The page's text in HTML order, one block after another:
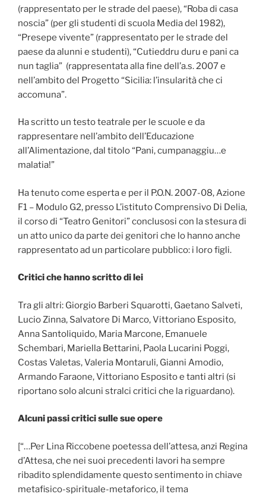
(rappresentato per le strade del paese), “Roba di casa
noscia” (per gli studenti di scuola Media del 1982),
“Presepe vivente” (rappresentato per le strade del
paese da alunni e studenti), “Cutieddru duru e pani ca
nun taglia” (rappresentata alla fine dell’a.s. 2007 e
nell’ambito del Progetto “Sicilia: l’insularità che ci
accomuna”.
Ha scritto un testo teatrale per le scuole e da
rappresentare nell’ambito dell’Educazione
all’Alimentazione, dal titolo “Pani, cumpanaggiu…e
malatia!”
Ha tenuto come esperta e per il P.O.N. 2007-08, Azione
F1 – Modulo G2, presso L’istituto Comprensivo Di Delia,
il corso di “Teatro Genitori” conclusosi con la stesura di
un atto unico da parte dei genitori che lo hanno anche
rappresentato ad un particolare pubblico: i loro figli.
Critici che hanno scritto di lei
Tra gli altri: Giorgio Barberi Squarotti, Gaetano Salveti,
Lucio Zinna, Salvatore Di Marco, Vittoriano Esposito,
Anna Santoliquido, Maria Marcone, Emanuele
Schembari, Mariella Bettarini, Paola Lucarini Poggi,
Costas Valetas, Valeria Montaruli, Gianni Amodio,
Armando Faraone, Vittoriano Esposito e tanti altri (si
riportano solo alcuni stralci critici che la riguardano).
Alcuni passi critici sulle sue opere
[“…Per Lina Riccobene poetessa dell’attesa, anzi Regina
d’Attesa, che nei suoi precedenti lavori ha sempre
ribadito splendidamente questo sentimento in chiave
metafisico-spirituale-metaforico, il tema